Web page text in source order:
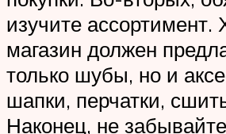
изучите
магазин должен
только шубы, но и
шапки, перчатки,
Наконец, не